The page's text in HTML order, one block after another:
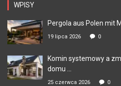
WPISY
Pergola aus Polen mit
19 lipca 2026 0
Komin systemowy a
domu ...
25 czerwca 2026 0